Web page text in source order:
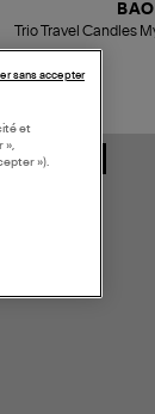
Trio Travel Candles
IN EUROPE
et
»,
»).
sans accepter